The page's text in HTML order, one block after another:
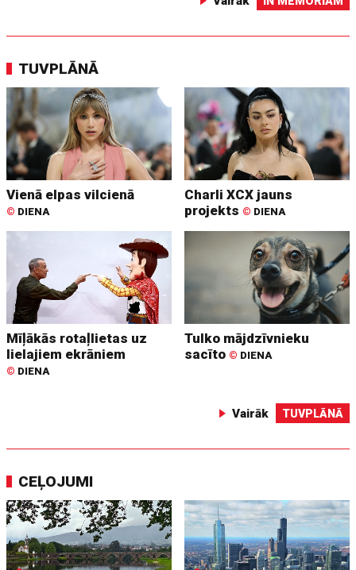
TUVPLĀNĀ
Vienā elpas vilcienā
© DIENA
Charli XCX jauns
projekts © DIENA
Mīļākās rotaļlietas uz
lielajiem ekrāniem
© DIENA
Tulko mājdzīvnieku
sacīto © DIENA
Vairāk TUVPLĀNĀ
CEĻOJUMI